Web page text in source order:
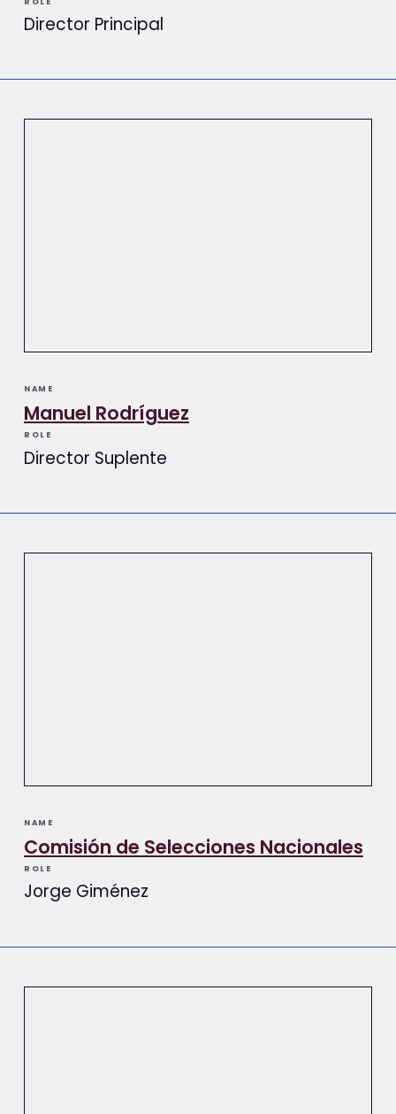
Director Principal
NAME
Manuel Rodríguez
ROLE
Director Suplente
NAME
Comisión de Selecciones Nacionales
ROLE
Jorge Giménez